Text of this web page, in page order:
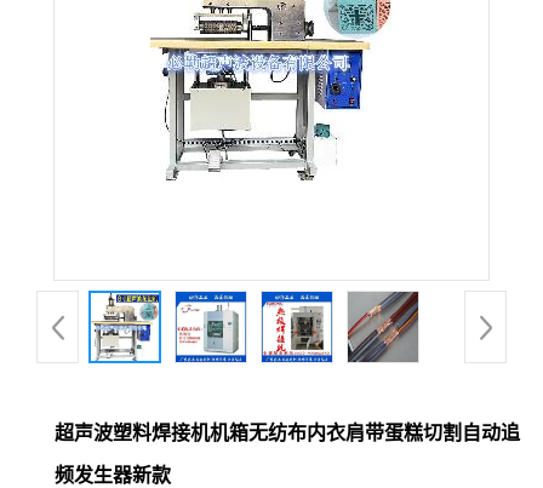
超声波塑料焊接机机箱无纺布内衣肩带蛋糕切割自动追
频发生器新款